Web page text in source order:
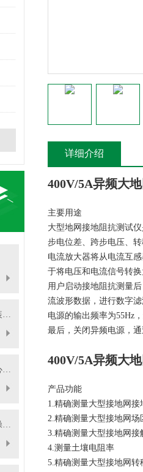
交直流电压表接线方法与现场安装实操教程
直流毫伏表：弱电精密测量的核心工具
交直流安培表规范读数方法及实操要点
详细介绍
400V/5A异频大
主要用途
大型地网接地阻抗测试
步电位差、跨步电压、
电流放大器将从电流互
于将电压和电流信号转
用户启动接地阻抗测量
流波形数据，进行数字
电源的输出频率为55Hz
最后，关闭异频电源，
400V/5A异频大
产品功能
1.精确测量大型接地网接
2.精确测量大型接地网场
3.精确测量大型接地网接
4.测量土壤电阻率
5.精确测量大型接地网转